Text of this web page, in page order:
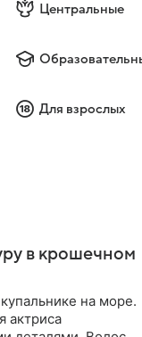
Центральные
Для взрослых
в крошечном
на море.
актриса